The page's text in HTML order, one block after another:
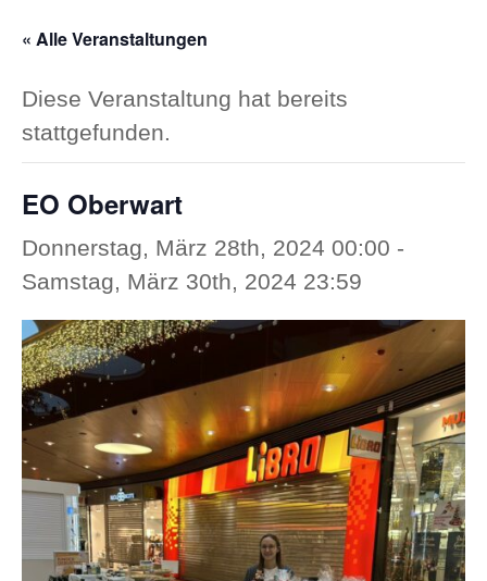
« Alle Veranstaltungen
Diese Veranstaltung hat bereits
stattgefunden.
EO Oberwart
Donnerstag, März 28th, 2024 00:00 -
Samstag, März 30th, 2024 23:59